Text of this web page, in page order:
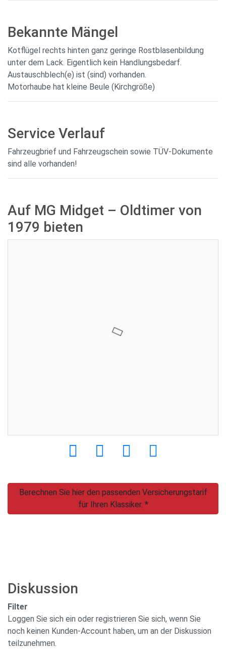
Bekannte Mängel
Kotflügel rechts hinten ganz geringe Rostblasenbildung
unter dem Lack. Eigentlich kein Handlungsbedarf.
Austauschblech(e) ist (sind) vorhanden.
Motorhaube hat kleine Beule (Kirchgröße)
Service Verlauf
Fahrzeugbrief und Fahrzeugschein sowie TÜV-Dokumente
sind alle vorhanden!
Auf MG Midget – Oldtimer von
1979 bieten
Berechnen Sie hier den passenden Versicherungstarif
für Ihren Klassiker. *
Diskussion
Filter
Loggen Sie sich ein oder registrieren Sie sich, wenn Sie
noch keinen Kunden-Account haben, um an der Diskussion
teilzunehmen.